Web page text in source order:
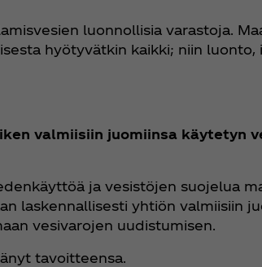
luonnollisia varastoja.
hyötyvätkin kaikki; niin luonto,
valmiisiin juomiinsa käytetyn
ja vesistöjen suojelua
laskennallisesti yhtiön valmiisiin
vesivarojen uudistumisen.
tavoitteensa.